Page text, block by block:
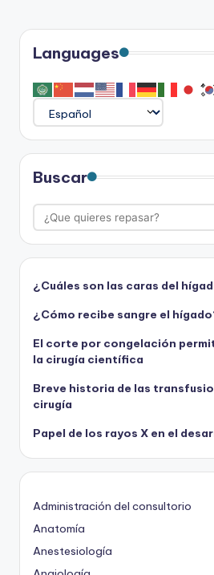
Languages
Buscar
¿Cuáles son las caras del
¿Cómo recibe sangre el
El corte por congelación
la cirugía científica
Breve historia de las
cirugía
Papel de los rayos X en el
Administración del consultorio
Anatomía
Anestesiología